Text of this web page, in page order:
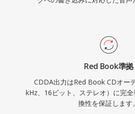
Red Book準拠
CDDA出力はRed Book CDオー
kHz、16ビット、ステレオ）に完
換性を保証します。